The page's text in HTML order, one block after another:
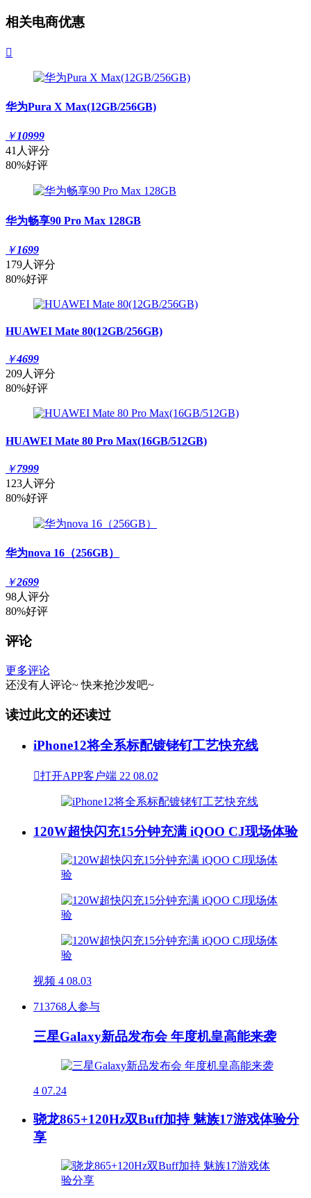
相关电商优惠

华为Pura X Max(12GB/256GB)
￥10999
41人评分
80%好评
华为畅享90 Pro Max 128GB
￥1699
179人评分
80%好评
HUAWEI Mate 80(12GB/256GB)
￥4699
209人评分
80%好评
HUAWEI Mate 80 Pro Max(16GB/512GB)
￥7999
123人评分
80%好评
华为nova 16（256GB）
￥2699
98人评分
80%好评
评论
更多评论
还没有人评论~ 快来抢沙发吧~
读过此文的还读过
iPhone12将全系标配镀铑钌工艺快充线
打开APP客户端 22 08.02
120W超快闪充15分钟充满 iQOO CJ现场体验
视频 4 08.03
713768人参与
三星Galaxy新品发布会 年度机皇高能来袭
4 07.24
骁龙865+120Hz双Buff加持 魅族17游戏体验分
享